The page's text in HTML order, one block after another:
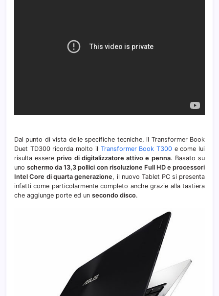
Dal punto di vista delle specifiche tecniche, il Transformer Book
Duet TD300 ricorda molto il Transformer Book T300 e come lui
risulta essereprivo di digitalizzatore attivo e penna. Basato su
unoschermo da 13,3 pollici con risoluzione Full HD e processori
Intel Core di quarta generazione, il nuovo Tablet PC si presenta
infatti come particolarmente completo anche grazie alla tastiera
che aggiunge porte ed un secondo disco.